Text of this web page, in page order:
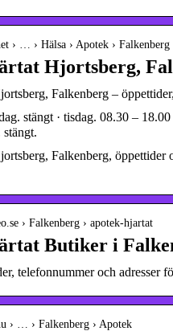
› … › Hälsa › Apotek › Falkenberg
Hjortsberg,
Falkenberg –
stängt · tisdag. 08.30 –
stängt.
Falkenberg, öppettider
› Falkenberg › apotek-hjartat
Butiker i
telefonnummer och
› … › Falkenberg › Apotek